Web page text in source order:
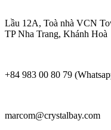
Lầu 12A, Toà nhà VCN
TP Nha Trang, Khánh Hoà
+84 983 00 80 79
marcom@crystalbay.com